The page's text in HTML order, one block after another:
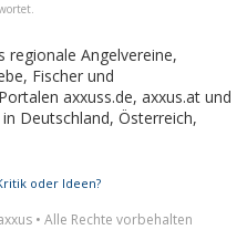
regionale Angelvereine,
Fischer und
axxuss.de, axxus.at und
Deutschland, Österreich,
oder Ideen?
• Alle Rechte vorbehalten